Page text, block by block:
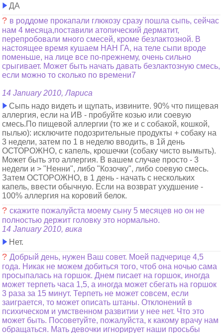
ДА
? в роддоме прокапали глюкозу сразу пошла сыпь, сейчас
нам 4 месяца,поставили атопический дерматит,
перепробовали много смесей, кроме безлактозной. В
настоящее время кушаем НАН ГА, на теле сыпи вроде
поменьше, на лице все по-прежнему, очень сильно
срыгивает. Может быть начать давать безлактозную смесь,
если можно то сколько по времени7
14 January 2010, Лариса
Сыпь надо видеть и щупать, извините. 90% что пищевая
аллергия, если на ИВ - пробуйте козью или соевую
смесь.По пищевой аллергии (то же и с собакой, кошкой,
пылью): исключите подозрительные продукты + собаку на
3 недели, затем по 1 в неделю вводить, в 1й день
ОСТОРОЖНО, с капель, крошечки (собаку чисто вымыть).
Может быть это аллергия. В вашем случае просто - 3
недели и > "Ненни", либо "Козочку", либо соевую смесь.
Затем ОСТОРОЖНО, в 1 день - начать с нескольких
капель, ввести обычную. Если на возврат ухудшение -
100% аллергия на коровий белок.
?скажите пожалуйста моему сыну 5 месяцев но он не
полностью держит головку это нормально.
14 January 2010, вика
Нет.
?Добрый день, нужен Ваш совет. Моей падчерице 4,5
года. Никак не можем добиться того, чтоб она ночью сама
просыпалась на горшок. Днем писает на горшок, иногда
может терпеть часа 1,5, а иногда может сбегать на горшок
3 раза за 15 минут. Терпеть не может совсем, если
заиграется, то может описать штаны. Отклонений в
психическом и умственном развитии у нее нет. Что это
может быть. Посоветуйте, пожалуйста, к какому врачу нам
обращаться. Мать девочки игнорирует наши просьбы